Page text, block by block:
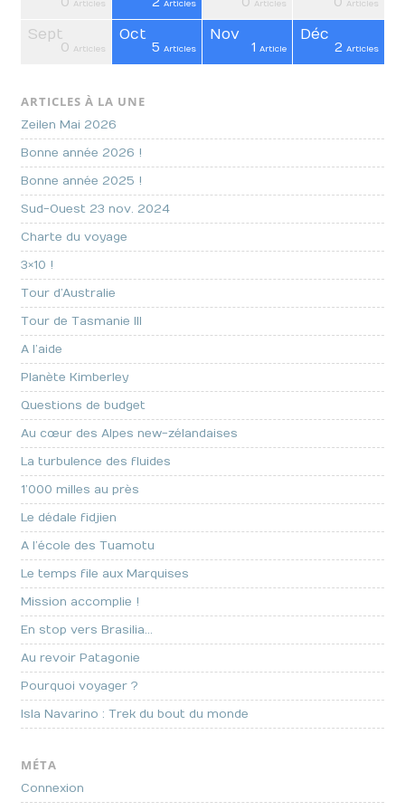
Articles Articles Articles Articles
Sept
0 Articles
Oct
5 Articles
Nov
1 Article
Déc
2 Articles
ARTICLES À LA UNE
Zeilen Mai 2026
Bonne année 2026 !
Bonne année 2025 !
Sud-Ouest 23 nov. 2024
Charte du voyage
3×10 !
Tour d’Australie
Tour de Tasmanie III
A l’aide
Planète Kimberley
Questions de budget
Au cœur des Alpes new-zélandaises
La turbulence des fluides
1’000 milles au près
Le dédale fidjien
A l’école des Tuamotu
Le temps file aux Marquises
Mission accomplie !
En stop vers Brasilia…
Au revoir Patagonie
Pourquoi voyager ?
Isla Navarino : Trek du bout du monde
MÉTA
Connexion